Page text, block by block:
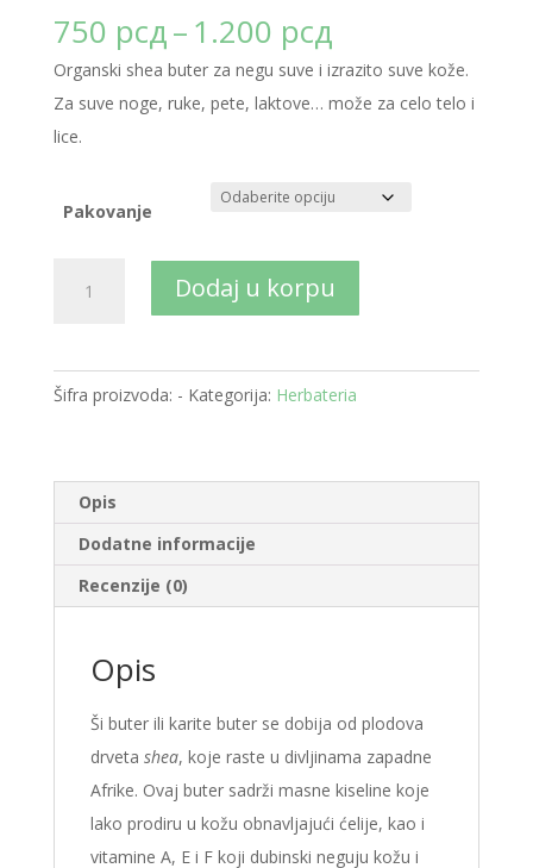
750 рсд–1.200 рсдRaspon
cena:
od
1.200 рсд
Organski shea buter za negu suve i izrazito suve kože.
Za suve noge, ruke, pete, laktove… može za celo telo i
lice.
Pakovanje
shea
buter
-100
količina
Dodaj u korpu
Šifra proizvoda: - Kategorija: Herbateria
Opis
Dodatne informacije
Recenzije (0)
Opis
Ši buter ili karite buter se dobija od plodova
drveta shea, koje raste u divljinama zapadne
Afrike. Ovaj buter sadrži masne kiseline koje
lako prodiru u kožu obnavljajući ćelije, kao i
vitamine A, E i F koji dubinski neguju kožu i